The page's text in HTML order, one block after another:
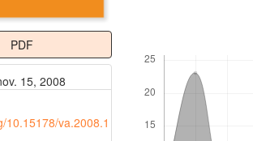
PDF
15, 2008
10.15178/va.2008.1